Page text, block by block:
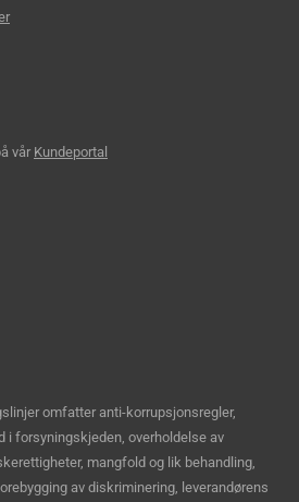
vår Kundeportal
omfatter anti-korrupsjonsregler,
i forsyningskjeden, overholdelse av
mangfold og lik behandling,
av diskriminering, leverandørens